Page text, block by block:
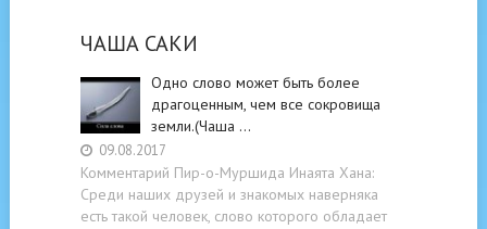
ЧАША САКИ
Одно слово может быть более
драгоценным, чем все сокровища
земли.(Чаша …
09.08.2017
Комментарий Пир-о-Муршида Инаята Хана:
Среди наших друзей и знакомых наверняка
есть такой человек, слово которого обладает